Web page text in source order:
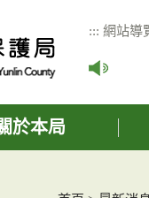
::: 網站導
於本局